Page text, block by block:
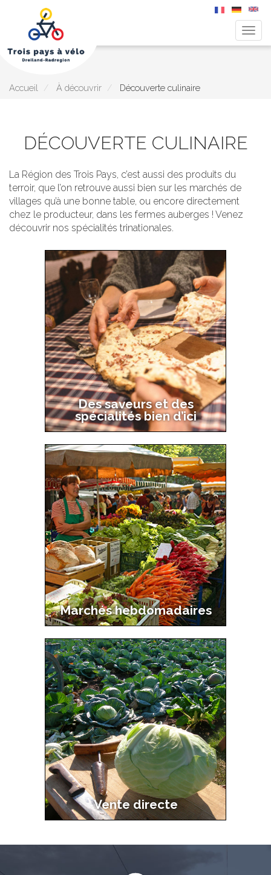
Aller
principal
Accueil À découvrir Découverte culinaire
DÉCOUVERTE CULINAIRE
La Région des Trois Pays, c’est aussi des produits du
terroir, que l’on retrouve aussi bien sur les marchés de
villages qu’à une bonne table, ou encore directement
chez le producteur, dans les fermes auberges ! Venez
découvrir nos spécialités trinationales.
navigation
Des saveurs et des
spécialités bien d’ici
Marchés hebdomadaires
Vente directe